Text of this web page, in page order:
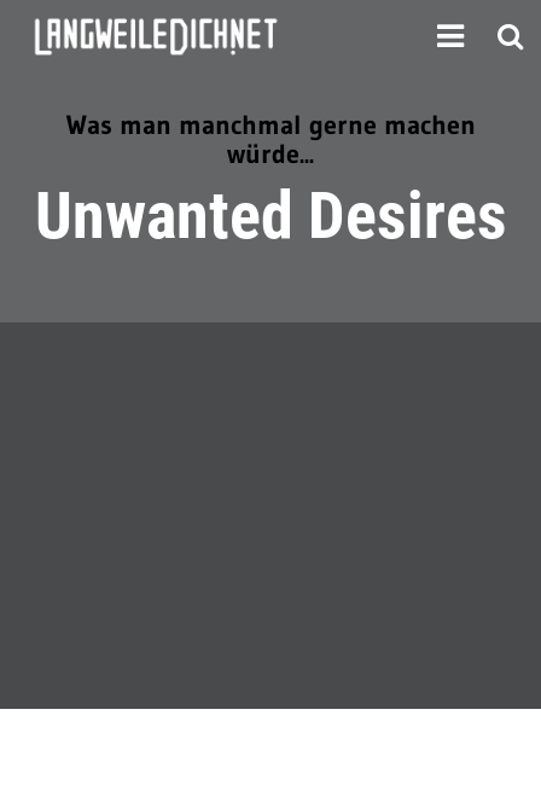
Was man manchmal gerne machen
würde...
Unwanted Desires